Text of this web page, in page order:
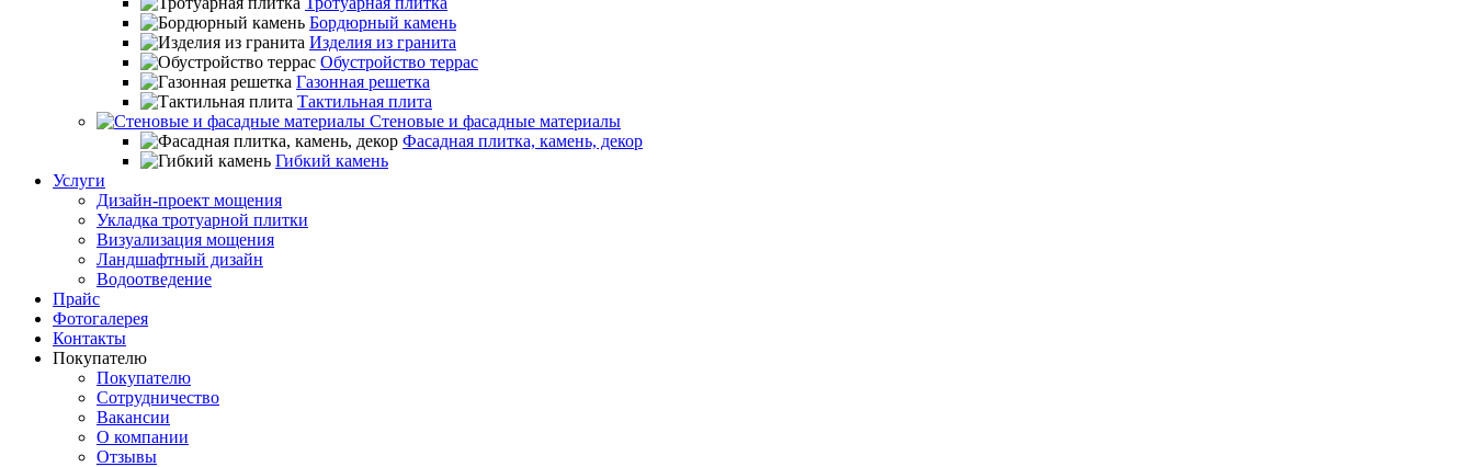
Бордюрный камень
Изделия из гранита
Обустройство террас
Газонная решетка
Тактильная плита
Стеновые и фасадные материалы
Фасадная плитка, камень, декор
Гибкий камень
Услуги
Дизайн-проект мощения
Укладка тротуарной плитки
Визуализация мощения
Ландшафтный дизайн
Водоотведение
Прайс
Фотогалерея
Контакты
Покупателю
Покупателю
Сотрудничество
Вакансии
О компании
Отзывы